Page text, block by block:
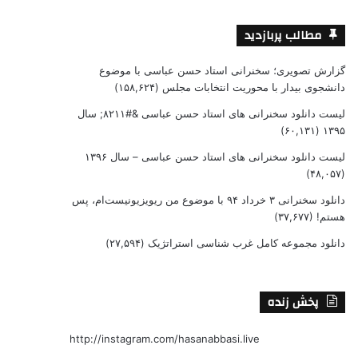
مطالب پربازدید
گزارش تصویری؛ سخنرانی استاد حسن عباسی با موضوع
دانشجوی بیدار با محوریت انتخابات مجلس (۱۵۸,۶۲۴)
لیست دانلود سخنرانی های استاد حسن عباسی &#۸۲۱۱; سال
۱۳۹۵ (۶۰,۱۳۱)
لیست دانلود سخنرانی های استاد حسن عباسی – سال ۱۳۹۶
(۴۸,۰۵۷)
دانلود سخنرانی ۳ خرداد ۹۴ با موضوع من ریویزیونیست‌ام، پس
هستم! (۳۷,۶۷۷)
دانلود مجموعه کامل غرب شناسی استراتژیک (۲۷,۵۹۴)
پخش زنده
http://instagram.com/hasanabbasi.live